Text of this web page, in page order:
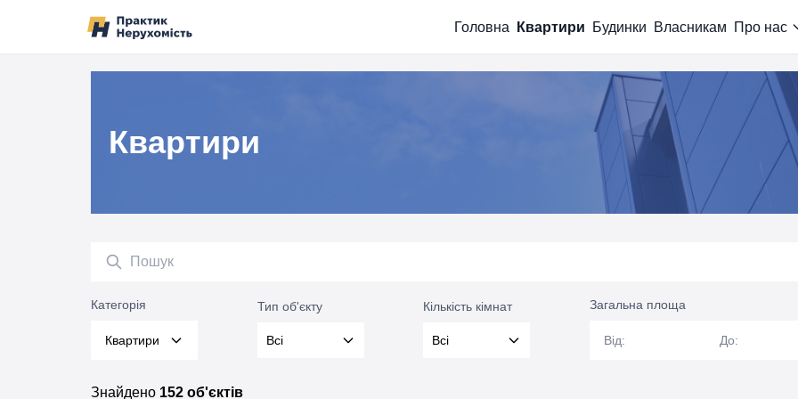
Головна
Квартири Будинки Власникам Про нас
Квартири
Пошук
Категорія
Категорія
Квартири
Тип об'єкту
Всі
Кількість кімнат
Всі
Загальна площа
Загальна площа
Від: Загальна
До:
Знайдено 152 об'єктів